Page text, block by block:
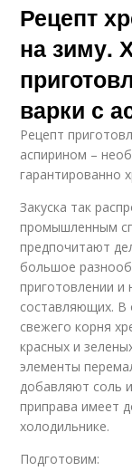
Рецепт
на зиму.
варки с
Рецепт
аспирином –
гарантированно
Закуска так
промышленным
предпочитают
большое
приготовлении и
составляющих. В
свежего корня
красных и
элементы
добавляют соль
приправа имеет
холодильнике.
Подготовим: